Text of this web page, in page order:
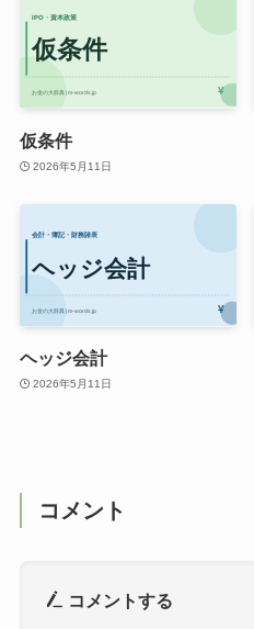
仮条件
2026年5月11日
ヘッジ会計
2026年5月11日
コメント
コメントする